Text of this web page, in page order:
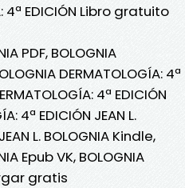
4ª EDICIÓN Libro gratuito
PDF, BOLOGNIA
DERMATOLOGÍA: 4ª
4ª EDICIÓN
4ª EDICIÓN JEAN L.
L. BOLOGNIA Kindle,
Epub VK, BOLOGNIA
gratis